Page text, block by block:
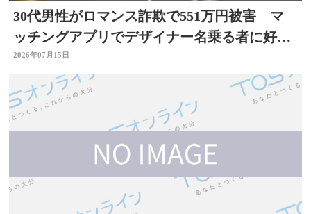
30代男性がロマンス詐欺で551万円被害 マ
ッチングアプリでデザイナー名乗る者に好意
抱く 大分
2026年07月15日